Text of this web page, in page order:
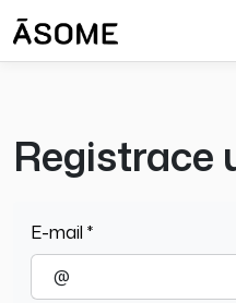
Registrace
E-mail *